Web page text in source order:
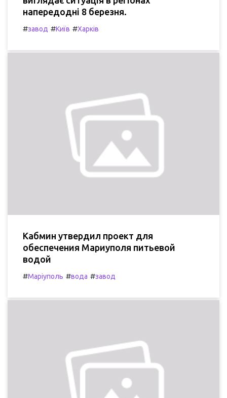
напередодні 8 березня.
#завод #Київ #Харків
Кабмин утвердил проект для
обеспечения Мариуполя питьевой
водой
#Маріуполь #вода #завод